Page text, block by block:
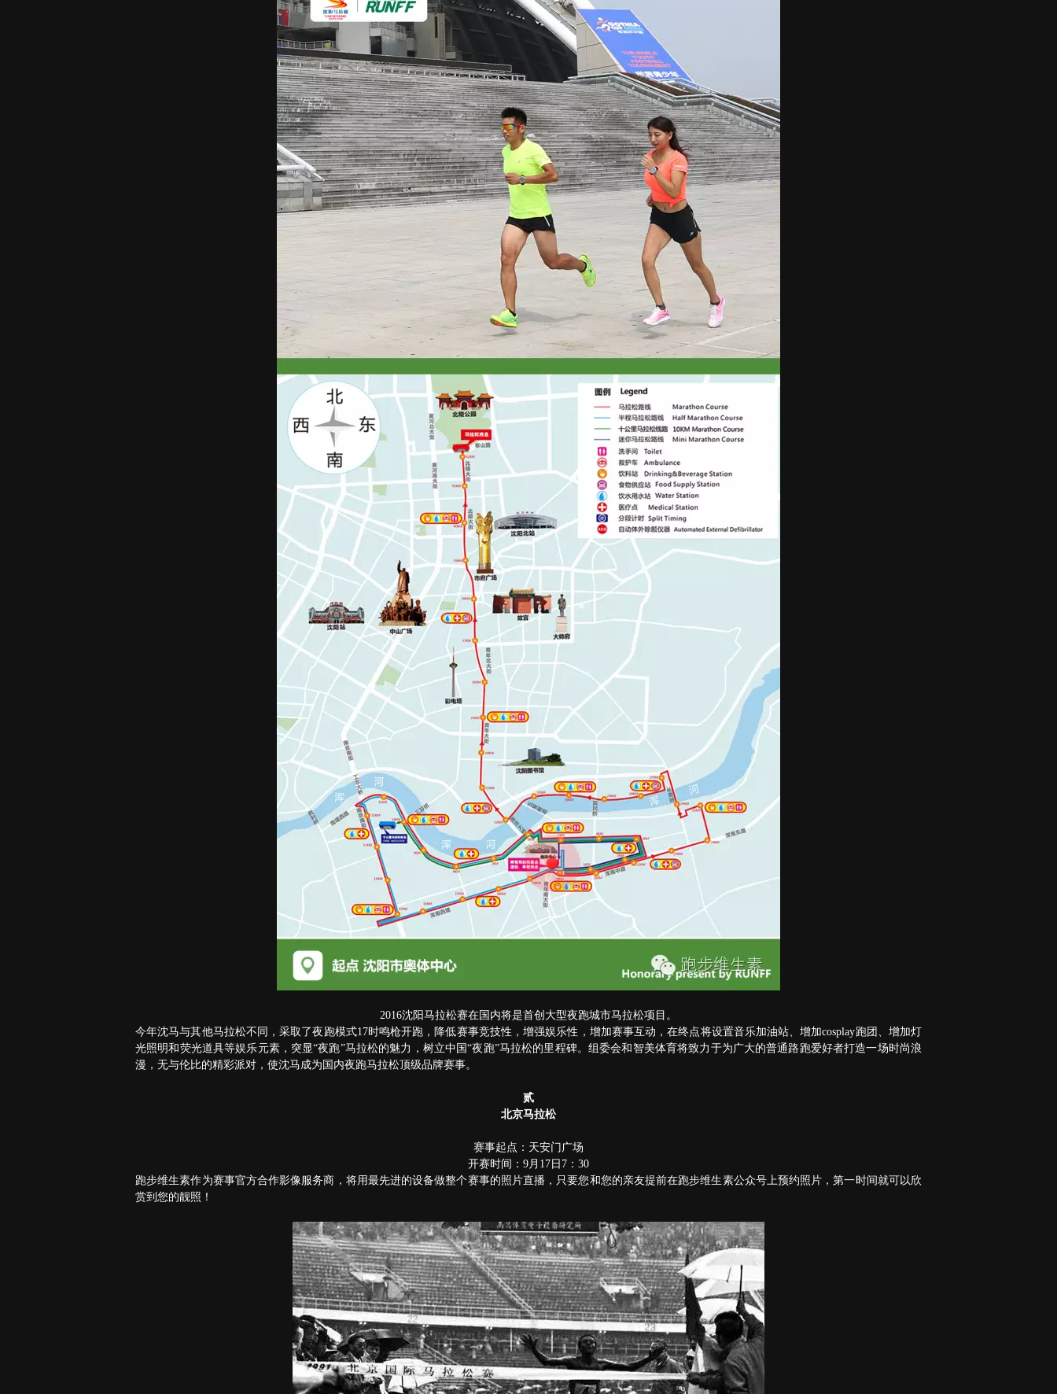
2016沈阳马拉松赛在国内将是首创大型夜跑城市马拉松项目。
今年沈马与其他马拉松不同，采取了夜跑模式17时鸣枪开跑，降低赛事竞技性，增强娱乐性，增加赛事互动，在终点将设置音乐加油站、增加cosplay跑团、增加灯
光照明和荧光道具等娱乐元素，突显“夜跑”马拉松的魅力，树立中国“夜跑”马拉松的里程碑。组委会和智美体育将致力于为广大的普通路跑爱好者打造一场时尚浪
漫，无与伦比的精彩派对，使沈马成为国内夜跑马拉松顶级品牌赛事。
贰
北京马拉松
赛事起点：天安门广场
开赛时间：9月17日7：30
跑步维生素作为赛事官方合作影像服务商，将用最先进的设备做整个赛事的照片直播，只要您和您的亲友提前在跑步维生素公众号上预约照片，第一时间就可以欣
赏到您的靓照！